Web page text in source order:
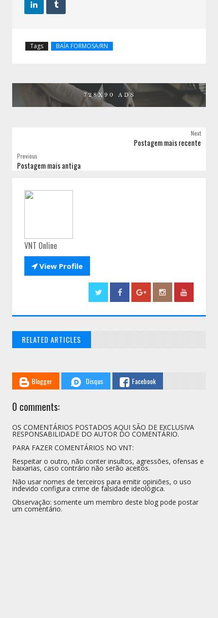
 
Tags BAÍA FORMOSA/RN
Next
Postagem mais recente
Previous
Postagem mais antiga
VNT Online
View Profile
RELATED ARTICLES
Blogger Disqus Facebook
0 comments:
OS COMENTÁRIOS POSTADOS AQUI SÃO DE EXCLUSIVA
RESPONSABILIDADE DO AUTOR DO COMENTÁRIO.
PARA FAZER COMENTÁRIOS NO VNT:
Respeitar o outro, não conter insultos, agressões, ofensas e
baixarias, caso contrário não serão aceitos.
Não usar nomes de terceiros para emitir opiniões, o uso
indevido configura crime de falsidade ideológica.
Observação: somente um membro deste blog pode postar
um comentário.